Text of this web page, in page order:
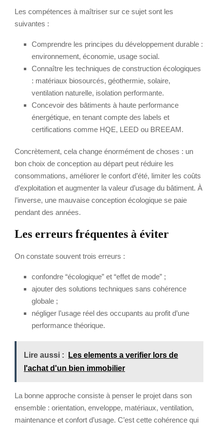
Les compétences à maîtriser sur ce sujet sont les
suivantes :
Comprendre les principes du développement durable :
environnement, économie, usage social.
Connaître les techniques de construction écologiques
: matériaux biosourcés, géothermie, solaire,
ventilation naturelle, isolation performante.
Concevoir des bâtiments à haute performance
énergétique, en tenant compte des labels et
certifications comme HQE, LEED ou BREEAM.
Concrètement, cela change énormément de choses : un
bon choix de conception au départ peut réduire les
consommations, améliorer le confort d’été, limiter les coûts
d’exploitation et augmenter la valeur d’usage du bâtiment. À
l’inverse, une mauvaise conception écologique se paie
pendant des années.
Les erreurs fréquentes à éviter
On constate souvent trois erreurs :
confondre “écologique” et “effet de mode” ;
ajouter des solutions techniques sans cohérence
globale ;
négliger l’usage réel des occupants au profit d’une
performance théorique.
Lire aussi :
Les elements a verifier lors de
l'achat d'un bien immobilier
La bonne approche consiste à penser le projet dans son
ensemble : orientation, enveloppe, matériaux, ventilation,
maintenance et confort d’usage. C’est cette cohérence qui